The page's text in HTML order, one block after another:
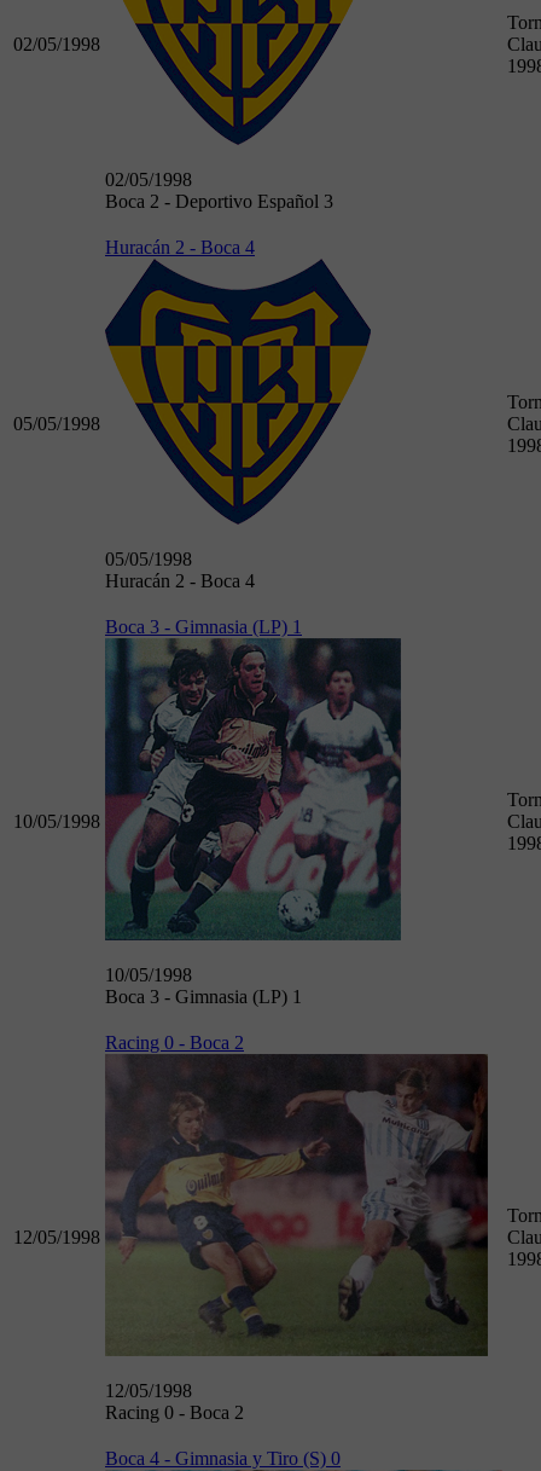
02/05/1998
02/05/1998
Boca 2 - Deportivo Español 3
05/05/1998
Huracán 2 - Boca 4
05/05/1998
Huracán 2 - Boca 4
10/05/1998
Boca 3 - Gimnasia (LP) 1
10/05/1998
Boca 3 - Gimnasia (LP) 1
12/05/1998
Racing 0 - Boca 2
12/05/1998
Racing 0 - Boca 2
Boca 4 - Gimnasia y Tiro (S) 0